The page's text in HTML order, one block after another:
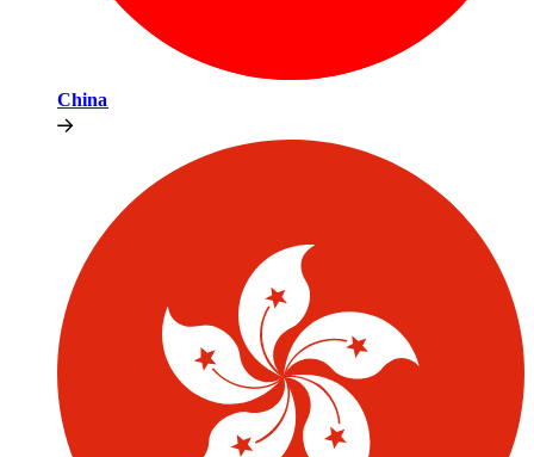
China​​